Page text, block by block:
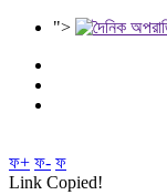
">
ফ+ ফ- ফ
Link Copied!